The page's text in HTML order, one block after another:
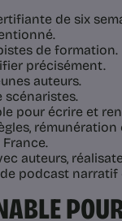
de six
de formation.
précisément.
auteurs.
scénaristes.
pour écrire et
France.
auteurs,
podcast narratif